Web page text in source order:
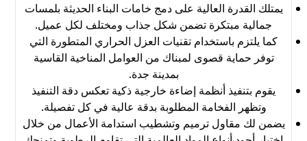
يمتلك القدرة العالية على دمج خامات البناء الحديثة بلمسات
جمالية مبتكرة تضمن شكل جذاب ومختلف لكل عميل.
كما يلتزم باستخدام تقنيات العزل الحراري المتطورة التي
توفر حماية قصوى لمبناك من العوامل المناخية القاسية
بمدينة جدة.
يقوم بتنفيذ أنظمة إضاءة خارجية ذكية تعكس دقة التنفيذ
وتظهر الفخامة المطلوبة بدقة عالية في كل تفصيلة.
يضمن لك مقاول ترميم وتشطيب استدامة الأعمال من خلال